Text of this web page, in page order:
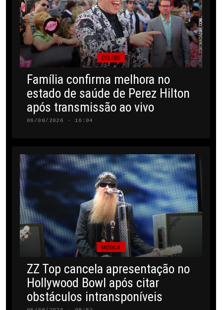
CELEBS
Família confirma melhora no
estado de saúde de Perez Hilton
após transmissão ao vivo
06/08/2026 · 16:04
MÚSICA
ZZ Top cancela apresentação no
Hollywood Bowl após citar
obstáculos intransponíveis